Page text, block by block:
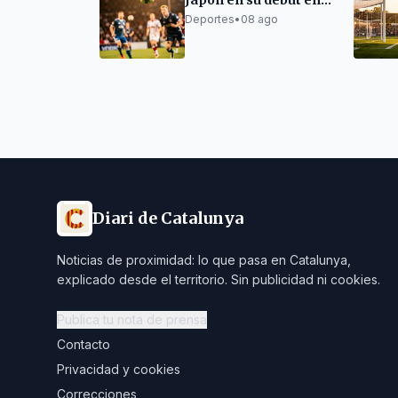
el Mundial sub-21 de
Deportes• 08 ago
Diari de Catalunya
Noticias de proximidad: lo que pasa en Catalunya,
explicado desde el territorio. Sin publicidad ni cookies.
Publica tu nota de prensa
Contacto
Privacidad y cookies
Correcciones